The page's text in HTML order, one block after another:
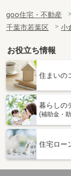
goo住宅・不動産
千葉市若葉区
小
お役立ち情報
住まいの
暮らしの
(補助金・
住宅ロー